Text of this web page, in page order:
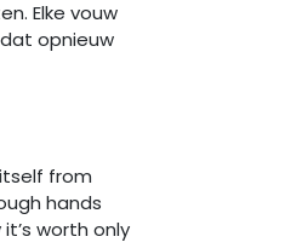
Elke vouw
opnieuw
from
hands
worth only